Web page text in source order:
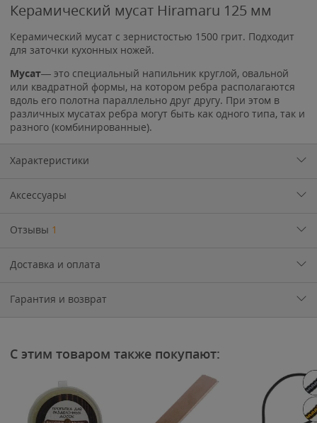
Керамический мусат Hiramaru 125 мм
Керамический мусат с зернистостью 1500 грит. Подходит
для заточки кухонных ножей.
Мусат— это специальный напильник круглой, овальной
или квадратной формы, на котором ребра располагаются
вдоль его полотна параллельно друг другу. При этом в
различных мусатах ребра могут быть как одного типа, так и
разного (комбинированные).
Характеристики
Аксессуары
Отзывы 1
Доставка и оплата
Гарантия и возврат
С этим товаром также покупают: